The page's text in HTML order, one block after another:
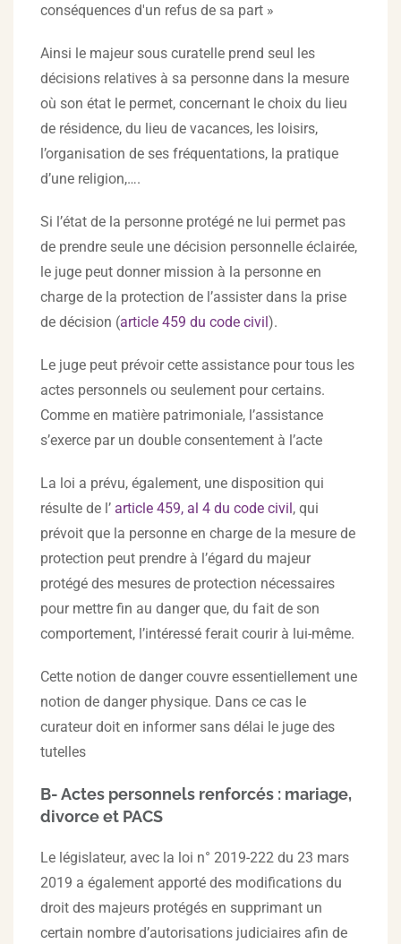
conséquences d'un refus de sa part »
Ainsi le majeur sous curatelle prend seul les
décisions relatives à sa personne dans la mesure
où son état le permet, concernant le choix du lieu
de résidence, du lieu de vacances, les loisirs,
l’organisation de ses fréquentations, la pratique
d’une religion,….
Si l’état de la personne protégé ne lui permet pas
de prendre seule une décision personnelle éclairée,
le juge peut donner mission à la personne en
charge de la protection de l’assister dans la prise
de décision (article 459 du code civil).
Le juge peut prévoir cette assistance pour tous les
actes personnels ou seulement pour certains.
Comme en matière patrimoniale, l’assistance
s’exerce par un double consentement à l’acte
La loi a prévu, également, une disposition qui
résulte de l’ article 459, al 4 du code civil, qui
prévoit que la personne en charge de la mesure de
protection peut prendre à l’égard du majeur
protégé des mesures de protection nécessaires
pour mettre fin au danger que, du fait de son
comportement, l’intéressé ferait courir à lui-même.
Cette notion de danger couvre essentiellement une
notion de danger physique. Dans ce cas le
curateur doit en informer sans délai le juge des
tutelles
B- Actes personnels renforcés : mariage,
divorce et PACS
Le législateur, avec la loi n° 2019-222 du 23 mars
2019 a également apporté des modifications du
droit des majeurs protégés en supprimant un
certain nombre d’autorisations judiciaires afin de